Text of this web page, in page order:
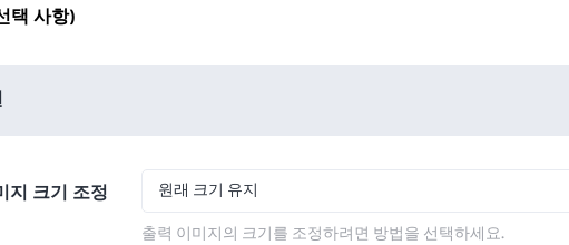
택 사항)
지 크기 조정 원래 크기 유지
출력 이미지의 크기를 조정하려면 방법을 선택하세요.